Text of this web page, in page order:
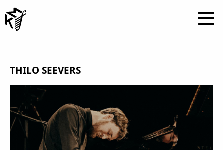
THILO SEEVERS